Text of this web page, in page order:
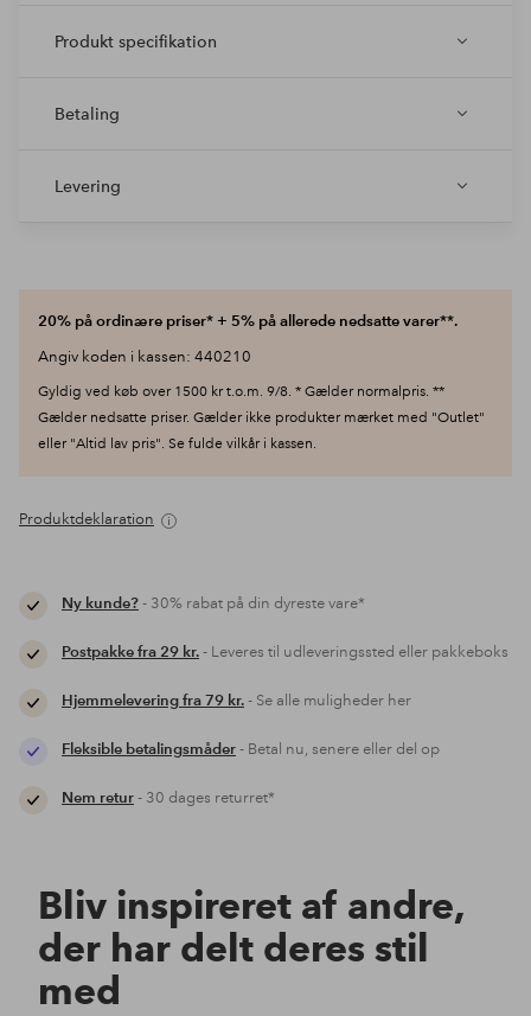
Produkt specifikation
Betaling
Levering
20% på ordinære priser* + 5% på allerede nedsatte varer**.
Angiv koden i kassen: 440210
Gyldig ved køb over 1500 kr t.o.m. 9/8. * Gælder normalpris. **
Gælder nedsatte priser. Gælder ikke produkter mærket med "Outlet"
eller "Altid lav pris". Se fulde vilkår i kassen.
Produktdeklaration
Ny kunde?- 30% rabat på din dyreste vare*
Postpakke fra 29 kr.- Leveres til udleveringssted eller pakkeboks
Hjemmelevering fra 79 kr.- Se alle muligheder her
Fleksible betalingsmåder- Betal nu, senere eller del op
Nem retur- 30 dages returret*
Bliv inspireret af andre,
der har delt deres stil
med